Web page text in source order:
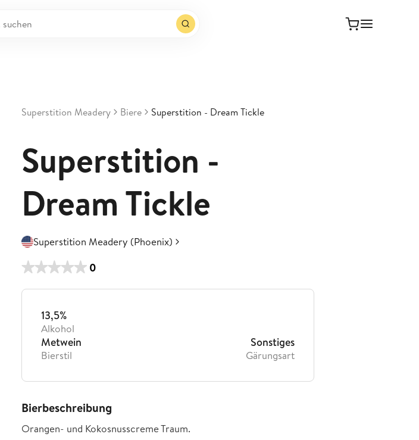
Superstition Meadery Biere Superstition - Dream Tickle
Superstition -
Dream Tickle
Superstition Meadery (Phoenix)
0
13,5%
Alkohol
Metwein
Bierstil
Sonstiges
Gärungsart
Bierbeschreibung
Orangen- und Kokosnusscreme Traum.